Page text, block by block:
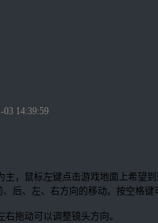
14:39:59
主，鼠标左键点击游戏地面上希望
、后、左、右方向的移动。按空格键
右拖动可以调整镜头方向。